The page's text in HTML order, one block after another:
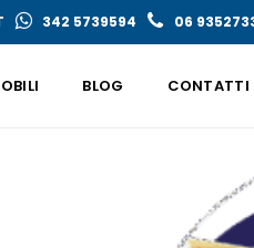
342 5739594 06
BLOG CONTATTI